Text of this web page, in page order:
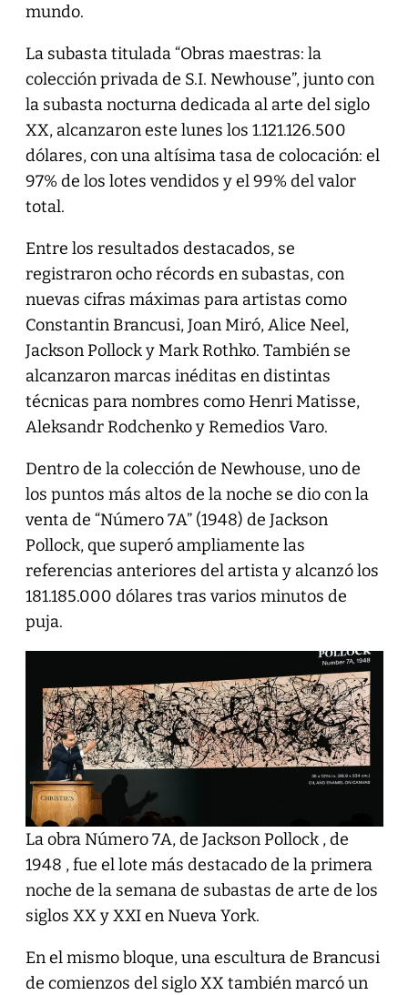
mundo.
La subasta titulada “Obras maestras: la
colección privada de S.I. Newhouse”, junto con
la subasta nocturna dedicada al arte del siglo
XX, alcanzaron este lunes los 1.121.126.500
dólares, con una altísima tasa de colocación: el
97% de los lotes vendidos y el 99% del valor
total.
Entre los resultados destacados, se
registraron ocho récords en subastas, con
nuevas cifras máximas para artistas como
Constantin Brancusi, Joan Miró, Alice Neel,
Jackson Pollock y Mark Rothko. También se
alcanzaron marcas inéditas en distintas
técnicas para nombres como Henri Matisse,
Aleksandr Rodchenko y Remedios Varo.
Dentro de la colección de Newhouse, uno de
los puntos más altos de la noche se dio con la
venta de “Número 7A” (1948) de Jackson
Pollock, que superó ampliamente las
referencias anteriores del artista y alcanzó los
181.185.000 dólares tras varios minutos de
puja.
La obra Número 7A, de Jackson Pollock , de
1948 , fue el lote más destacado de la primera
noche de la semana de subastas de arte de los
siglos XX y XXI en Nueva York.
En el mismo bloque, una escultura de Brancusi
de comienzos del siglo XX también marcó un